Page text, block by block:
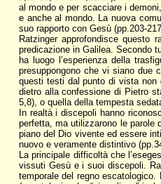
al mondo e per scacciare i
e anche al mondo. La nuova
suo rapporto con Gesù (pp.203-
Ratzinger approfondisce
predicazione in Galilea. Secondo
ha luogo l’esperienza della
presuppongono che vi siano due
questi testi dal punto di vista non
dietro alla confessione di Pietro
5,8), o quella della tempesta
In realtà i discepoli hanno
perfetta, ma utilizzarono le parole
piano del Dio vivente ed essere
nuovo e veramente distintivo
La principale difficoltà che
vissuti Gesù e i suoi discepoli.
temporale del regno